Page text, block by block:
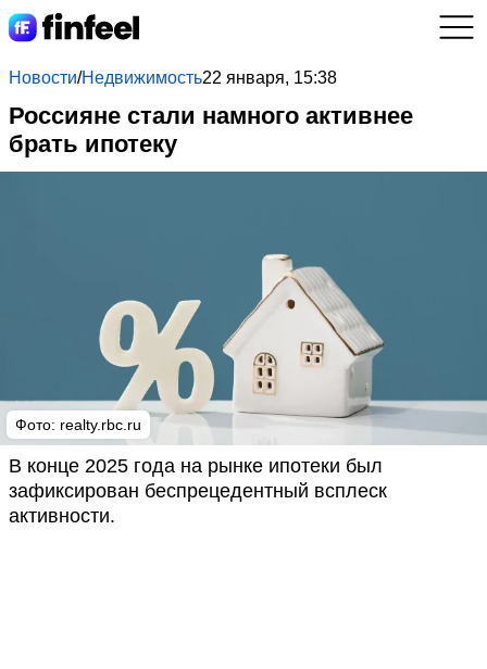
Новости/Недвижимость22 января, 15:38
Россияне стали намного активнее
брать ипотеку
Фото: realty.rbc.ru
В конце 2025 года на рынке ипотеки был
зафиксирован беспрецедентный всплеск
активности.